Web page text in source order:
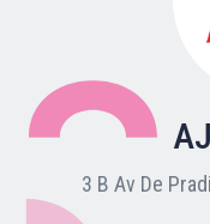
Nos adhérents
Carte du réseau
3 B Av De